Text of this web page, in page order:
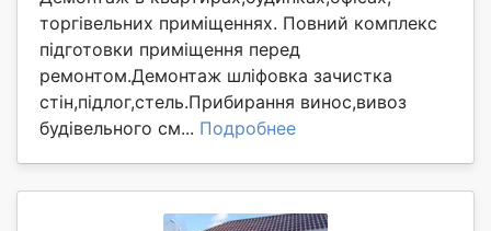
торгівельних приміщеннях. Повний комплекс
підготовки приміщення перед
ремонтом.Демонтаж шліфовка зачистка
стін,підлог,стель.Прибирання винос,вивоз
будівельного см... Подробнее